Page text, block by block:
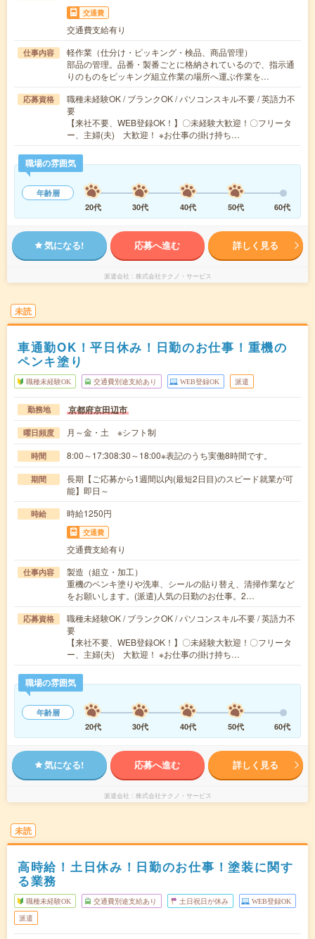
交通費
交通費支給有り
仕事内容
軽作業（仕分け・ピッキング・検品、商品管理）
部品の管理。品番・製番ごとに格納されているので、指示通
りのものをピッキング組立作業の場所へ運ぶ作業を…
応募資格
職種未経験OK / ブランクOK / パソコンスキル不要 / 英語力不
要
【来社不要、WEB登録OK！】〇未経験大歓迎！〇フリータ
ー、主婦(夫) 大歓迎！ ※お仕事の掛け持ち…
職場の雰囲気
年齢層
20代
30代 40代 50代 60代
気になる! 応募へ進む 詳しく見る
派遣会社 株式会社テクノ・サービス
未読
車通勤OK！平日休み！日勤のお仕事！重機の
ペンキ塗り
職種未経験OK 交通費別途支給あり WEB登録OK 派遣
勤務地 京都府京田辺市
曜日頻度 月～金・土 ※シフト制
時間 8:00～17:308:30～18:00※表記のうち実働8時間です。
期間
長期【ご応募から1週間以内(最短2日目)のスピード就業が可
能】即日～
時給 時給1250円
交通費
交通費支給有り
仕事内容
製造（組立・加工）
重機のペンキ塗りや洗車、シールの貼り替え、清掃作業など
をお願いします。(派遣)人気の日勤のお仕事。2…
応募資格
職種未経験OK / ブランクOK / パソコンスキル不要 / 英語力不
要
【来社不要、WEB登録OK！】〇未経験大歓迎！〇フリータ
ー、主婦(夫) 大歓迎！ ※お仕事の掛け持ち…
職場の雰囲気
年齢層
20代
30代 40代 50代 60代
気になる! 応募へ進む 詳しく見る
派遣会社 株式会社テクノ・サービス
未読
高時給！土日休み！日勤のお仕事！塗装に関す
る業務
職種未経験OK 交通費別途支給あり 土日祝日が休み WEB登録OK
派遣